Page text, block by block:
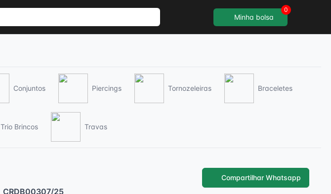
Minha bolsa
0
Conjuntos Piercings Tornozeleiras Braceletes
Trio Brincos Travas
Compartilhar Whatsapp
CRDB00307/25